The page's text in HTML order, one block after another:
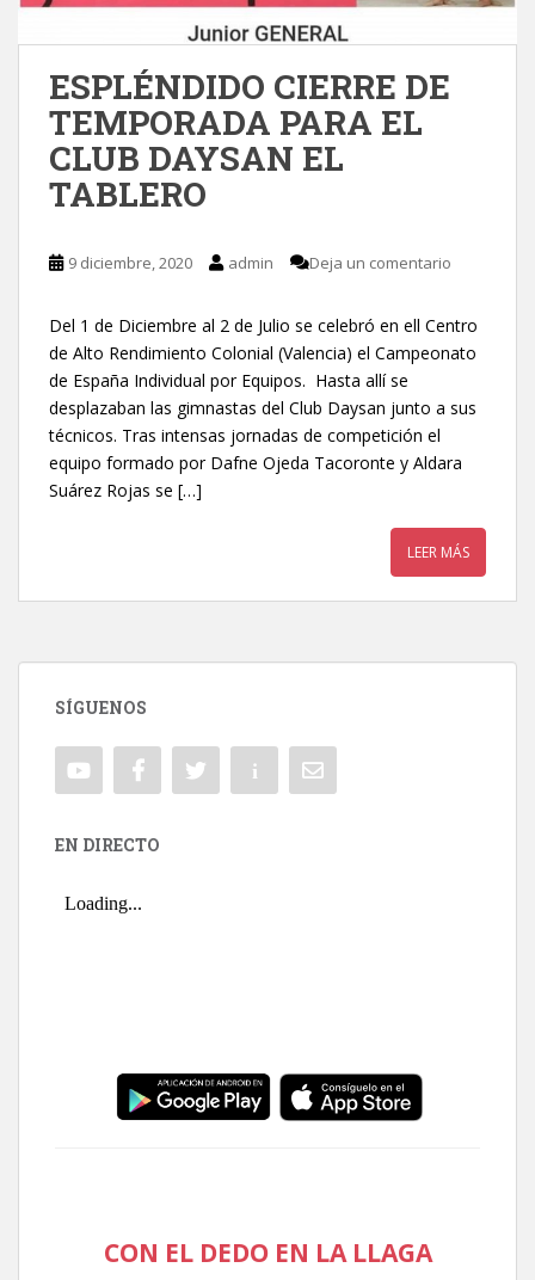
ESPLÉNDIDO CIERRE DE
TEMPORADA PARA EL
CLUB DAYSAN EL
TABLERO
9 diciembre, 2020 admin Deja un comentario
Del 1 de Diciembre al 2 de Julio se celebró en ell Centro
de Alto Rendimiento Colonial (Valencia) el Campeonato
de España Individual por Equipos. Hasta allí se
desplazaban las gimnastas del Club Daysan junto a sus
técnicos. Tras intensas jornadas de competición el
equipo formado por Dafne Ojeda Tacoronte y Aldara
Suárez Rojas se […]
LEER MÁS
SÍGUENOS
EN DIRECTO
CON EL DEDO EN LA LLAGA